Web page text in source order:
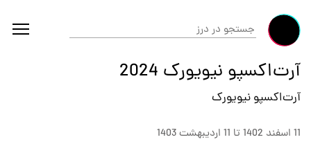
آرت‌اکسپو نیویورک 2024
آرت‌اکسپو نیویورک
11 اسفند 1402 تا 11 ارديبهشت 1403